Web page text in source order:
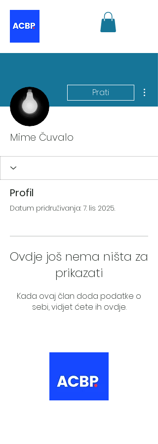
Prati
Mime Čuvalo
Profil
Datum pridruživanja: 7. lis 2025.
Ovdje još nema ništa za
prikazati
Kada ovaj član doda podatke o
sebi, vidjet ćete ih ovdje.